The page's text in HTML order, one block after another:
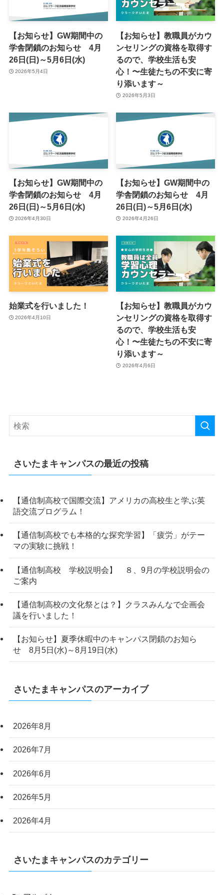
【お知らせ】GW期間中の
学舎閉鎖のお知らせ 4月
26日(日)～5月6日(水)
2026年5月4日
【お知らせ】教職員がカウ
ンセリングの資格を取得す
るので、学校生活も安
心！〜生徒たちの不安に寄
り添います～
2026年5月3日
【お知らせ】GW期間中の
学舎閉鎖のお知らせ 4月
26日(日)～5月6日(水)
2026年4月30日
【お知らせ】GW期間中の
学舎閉鎖のお知らせ 4月
26日(日)～5月6日(水)
2026年4月26日
始業式を行いました！
2026年4月10日
【お知らせ】教職員がカウ
ンセリングの資格を取得す
るので、学校生活も安
心！〜生徒たちの不安に寄
り添います～
2026年4月6日
さいたまキャンパスの最近の投稿
【通信制高校で国際交流】アメリカの高校生と学ぶ英
語交流プログラム！
【通信制高校でも本格的な探究学習】「疲労」がテー
マの実験に挑戦！
【通信制高校 学校説明会】 ８、9月の学校説明会の
ご案内
【通信制高校の文化祭とは？】クラスみんなで企画会
議を行いました！
【お知らせ】夏季休暇中のキャンパス閉鎖のお知ら
せ 8月5日(水)～8月19日(水)
さいたまキャンパスのアーカイブ
2026年8月
2026年7月
2026年6月
2026年5月
2026年4月
さいたまキャンパスのカテゴリー